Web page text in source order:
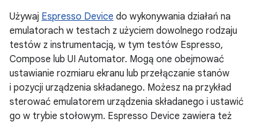
Używaj Espresso Device do wykonywania działań na
emulatorach w testach z użyciem dowolnego rodzaju
testów z instrumentacją, w tym testów Espresso,
Compose lub UI Automator. Mogą one obejmować
ustawianie rozmiaru ekranu lub przełączanie stanów
i pozycji urządzenia składanego. Możesz na przykład
sterować emulatorem urządzenia składanego i ustawić
go w trybie stołowym. Espresso Device zawiera też